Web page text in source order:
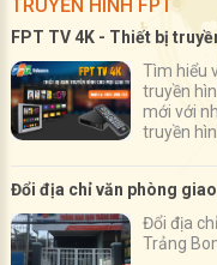
TRUYỀN HÌNH FPT
FPT TV 4K - Thiết bị
Tìm hiểu
truyền
mới với
truyền
Đổi địa chỉ văn phòng
Đổi địa
Trảng